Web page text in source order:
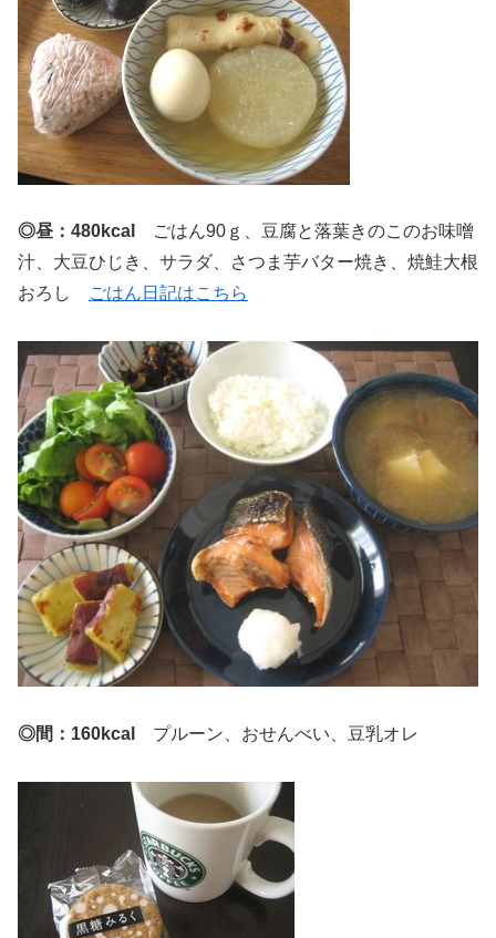
◎昼：480kcal
ごはん90ｇ、豆腐と落葉きのこのお味噌
汁、大豆ひじき、サラダ、さつま芋バター焼き、焼鮭大根
おろし
ごはん日記はこちら
◎間 ：160kcal プルーン、おせんべい、豆乳オレ